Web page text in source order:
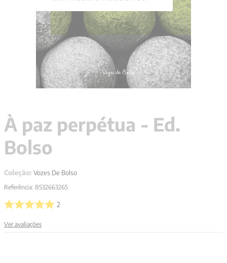
À paz perpétua - Ed.
Bolso
Coleção: Vozes De Bolso
Referência: 8532663265
2
Ver avaliações